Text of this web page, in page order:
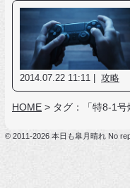
2014.07.22 11:11 | 攻略
HOME > タグ：「特8-1
© 2011-2026 本日も皐月晴れ No